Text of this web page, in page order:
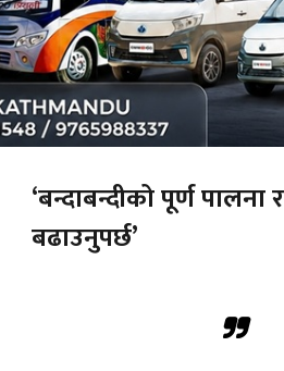
‘बन्दाबन्दीको पूर्ण
बढाउनुपर्छ’